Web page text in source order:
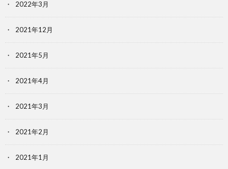
2022年3月
2021年12月
2021年5月
2021年4月
2021年3月
2021年2月
2021年1月